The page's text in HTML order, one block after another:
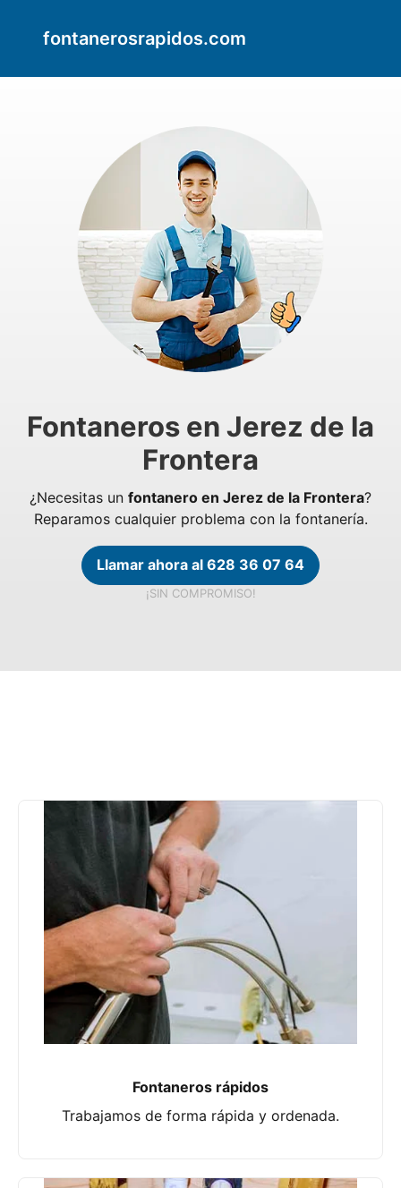
fontanerosrapidos.com
Fontaneros en Jerez de la
Frontera
¿Necesitas un fontanero en Jerez de la Frontera?
Reparamos cualquier problema con la fontanería.
Llamar ahora al 628 36 07 64
¡SIN COMPROMISO!
Fontaneros rápidos
Trabajamos de forma rápida y ordenada.